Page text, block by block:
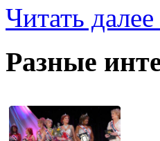
Читать далее
Разные